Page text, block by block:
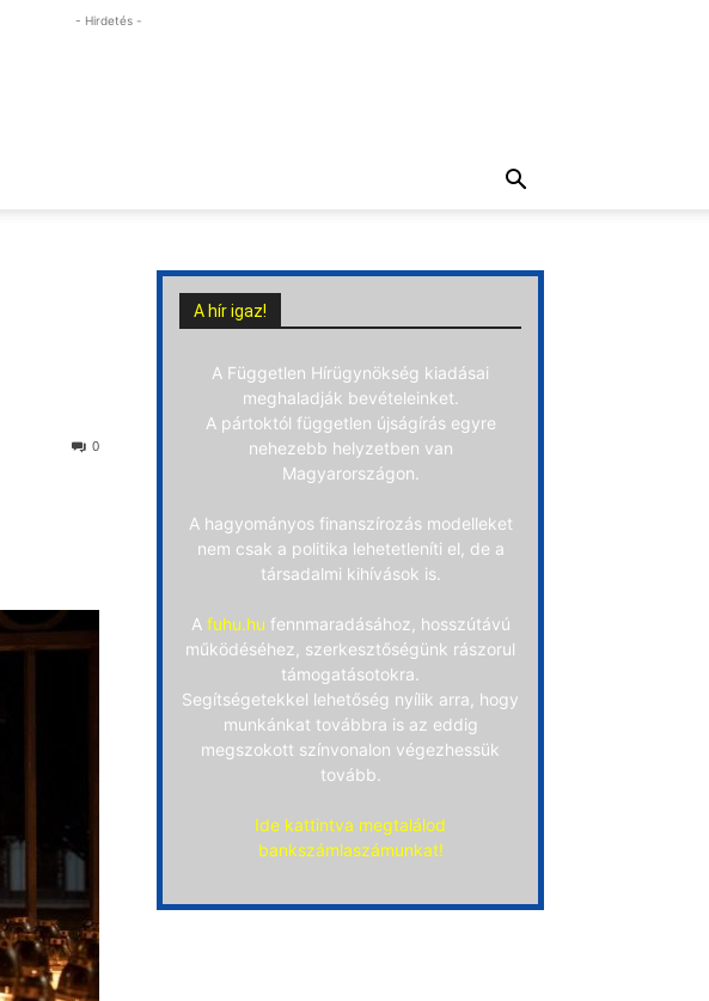
- Hirdetés -
0
A hír igaz!
A Független Hírügynökség kiadásai
meghaladják bevételeinket.
A pártoktól független újságírás egyre
nehezebb helyzetben van
Magyarországon.
A hagyományos finanszírozás modelleket
nem csak a politika lehetetleníti el, de a
társadalmi kihívások is.
A fuhu.hu fennmaradásához, hosszútávú
működéséhez, szerkesztőségünk rászorul
támogatásotokra.
Segítségetekkel lehetőség nyílik arra, hogy
munkánkat továbbra is az eddig
megszokott színvonalon végezhessük
tovább.
Ide kattintva megtalálod
bankszámlaszámunkat!